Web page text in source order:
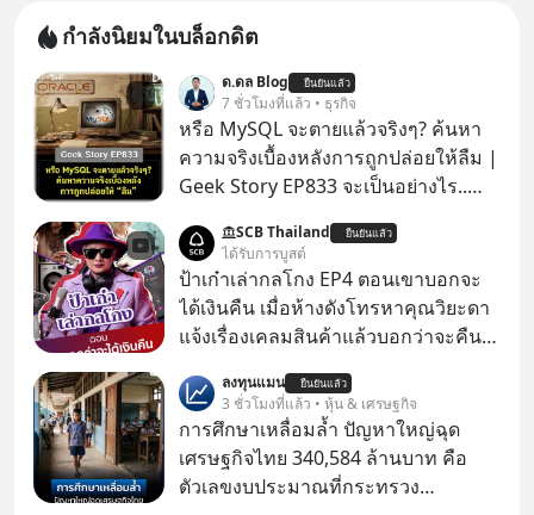
กำลังนิยมในบล็อกดิต
ด.ดล Blog ยืนยันแล้ว
7 ชั่วโมงที่แล้ว • ธุรกิจ
หรือ MySQL จะตายแล้วจริงๆ? ค้นหา
ความจริงเบื้องหลังการถูกปล่อยให้ลืม |
Geek Story EP833 จะเป็นอย่างไร..
กว่าครึ่งโลก ถูกมหาเศรษฐีคู่แข่งทุ่มเงิน
ซื้อกิจการไป? นี่คือเรื่องจริงของ
MySQL ฐานข้อมูลระดับตำนานที่
โปรแกรมเมอร์คนหนึ่งใช้เวลา 27 ปี
เมื่อรู้ว่าผลงานชิ้นเอกกำลังจะตกไปอยู่
ในมือของอาณาจักรที่จ้องจะทำลายมัน
เขาถึงขั้นต้องเขียนจดหมายเปิดผนึก
ขอร้องคนทั้งอินเทอร์เน็ตให้ช่วยหยุดยั้ง
ดีลนี้! เกิดอะไรขึ้นหลังจากการควบรวม
SCB Thailand ยืนยันแล้ว
ได้รับการบูสต์
ป้าเก๋าเล่ากลโกง EP4 ตอนเขาบอกจะ
ได้เงินคืน เมื่อห้างดังโทรหาคุณวิยะดา
แจ้งเรื่องเคลมสินค้าแล้วบอกว่าจะคืน
เรื่องจ้อจี้ หาคำตอบได้ที่ “ป้าเก๋าเล่ากล
โกง” EP4 ตอน “เขาบอกว่าจะได้เงิน
คืน” #ป้าเก๋าเล่ากลโกง #แก้เกมกลโกง
#อยู่อย่างยั่งยืน #Cybersecurity #เตือน
ลงทุนแมน ยืนยันแล้ว
3 ชั่วโมงที่แล้ว • หุ้น & เศรษฐกิจ
การศึกษาเหลื่อมล้ำ ปัญหาใหญ่ฉุด
เศรษฐกิจไทย 340,584 ล้านบาท คือ
ตัวเลขงบประมาณที่กระทรวง